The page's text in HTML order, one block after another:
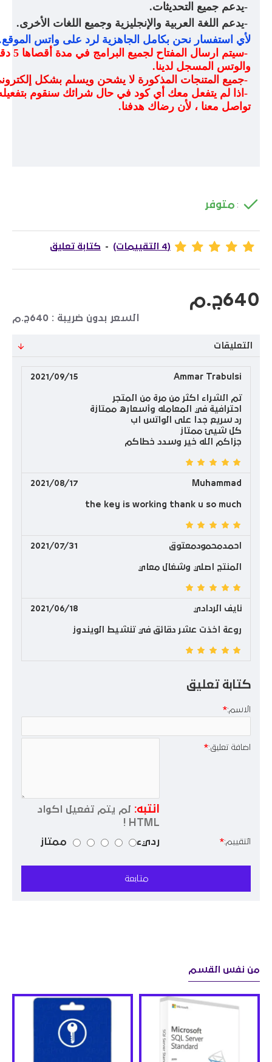
-يدعم جميع التحديثات.
-يدعم اللغة العربية والإنجليزية وجميع اللغات الأخرى.
لأي استفسار نحن بكامل الجاهزية لرد على واتس الموقع
-
والوتس المسجل لدينا.
-جميع المتنجات المذكورة لا يشحن ويسلم بشكل
- اذا لم يتفعل معك أي كود في حال شرائك سنقوم
تواصل معنا ، لأن رضاك هدفنا.
: متوفر
(4 التقييمات) - كتابة تعليق
640ج.م
السعر بدون ضريبة : 640ج.م
التعليقات
Ammar Trabulsi
2021/09/15
تم الشراء اكثر من مرة من المتجر
احترافية في المعامله وأسعاره ممتازة
رد سريع جدا على الواتس اب
كل شيئ ممتاز
جزاكم الله خير وسدد خطاكم
Muhammad
2021/08/17
the key is working thank u so much
احمدمحمودمعتوق 2021/07/31
المنتج اصلي وشغال معاي
نايف الردادي 2021/06/18
روعة اخذت عشر دقائق في تنشيط الويندوز
كتابة تعليق
الاسم:
اضافة تعليق:
انتبه:
لم يتم تفعيل اكواد
HTML !
التقييم: رديء ممتاز
متابعة
من نفس القسم